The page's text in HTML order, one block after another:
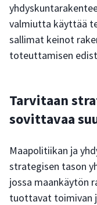
valmiutta käyttää
sallimat keinot
toteuttamisen
Tarvitaan
sovittavaa
Maapolitiikan ja
strategisen tason
jossa maankäytön
tuottavat toimivan